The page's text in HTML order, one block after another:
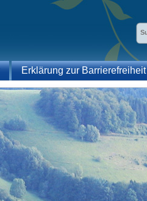
Erklärung zur Barrierefreiheit